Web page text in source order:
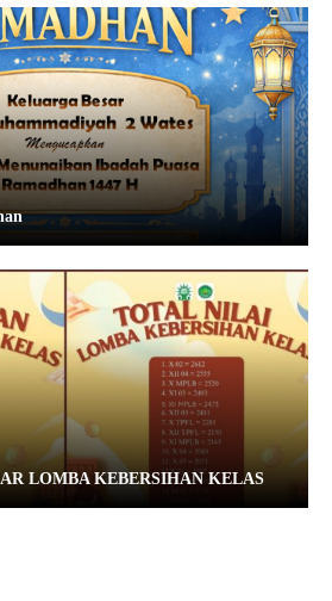
LOMBA KEBERSIHAN KELAS